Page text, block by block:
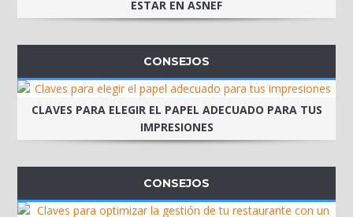
ESTAR EN ASNEF
CONSEJOS
CLAVES PARA ELEGIR EL PAPEL ADECUADO PARA TUS
IMPRESIONES
CONSEJOS